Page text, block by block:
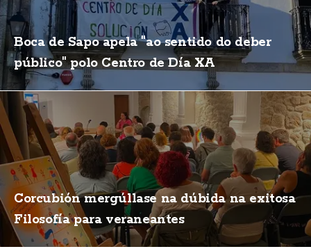
Boca de Sapo apela "ao sentido do deber
público" polo Centro de Día XA
Corcubión mergúllase na dúbida na exitosa
Filosofía para veraneantes